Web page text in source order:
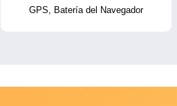
GPS, Batería del Navegador